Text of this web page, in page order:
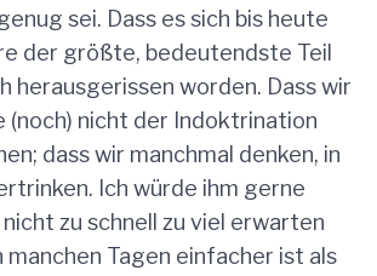
sei. Dass es sich bis heute
der größte, bedeutendste Teil
herausgerissen worden. Dass wir
(noch) nicht der Indoktrination
dass wir manchmal denken, in
Ich würde ihm gerne
zu schnell zu viel erwarten
manchen Tagen einfacher ist als